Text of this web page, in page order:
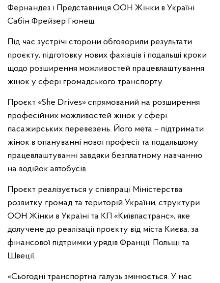
Фернандез і Представниця ООН Жінки в Україні
Сабін Фрейзер Гюнеш.
Під час зустрічі сторони обговорили результати
проєкту, підготовку нових фахівців і подальші кроки
щодо розширення можливостей працевлаштування
жінок у сфері громадського транспорту.
Проєкт «She Drives» спрямований на розширення
професійних можливостей жінок у сфері
пасажирських перевезень. Його мета – підтримати
жінок в опануванні нової професії та подальшому
працевлаштуванні завдяки безплатному навчанню
на водійок автобусів.
Проєкт реалізується у співпраці Міністерства
розвитку громад та територій України, структури
ООН Жінки в Україні та КП «Київпастранс», яке
долучене до реалізації проєкту від міста Києва, за
фінансової підтримки урядів Франції, Польщі та
Швеції.
«Сьогодні транспортна галузь змінюється. У нас